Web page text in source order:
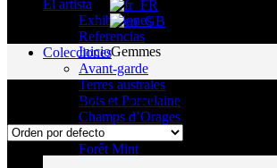
El artista
Exhibiciones
Referencias
Colecciones
Avant-garde
Terres australes
Bois et Porcelaine
Champs d’Orages
Forêt Intemporelle
Forêt Mint
InicioGemmes
Mostrando todos los resultados 8